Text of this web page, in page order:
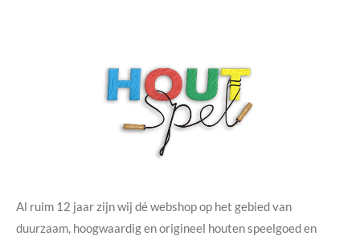
Al ruim 12 jaar zijn wij dé webshop op het gebied van
duurzaam, hoogwaardig en origineel houten speelgoed en